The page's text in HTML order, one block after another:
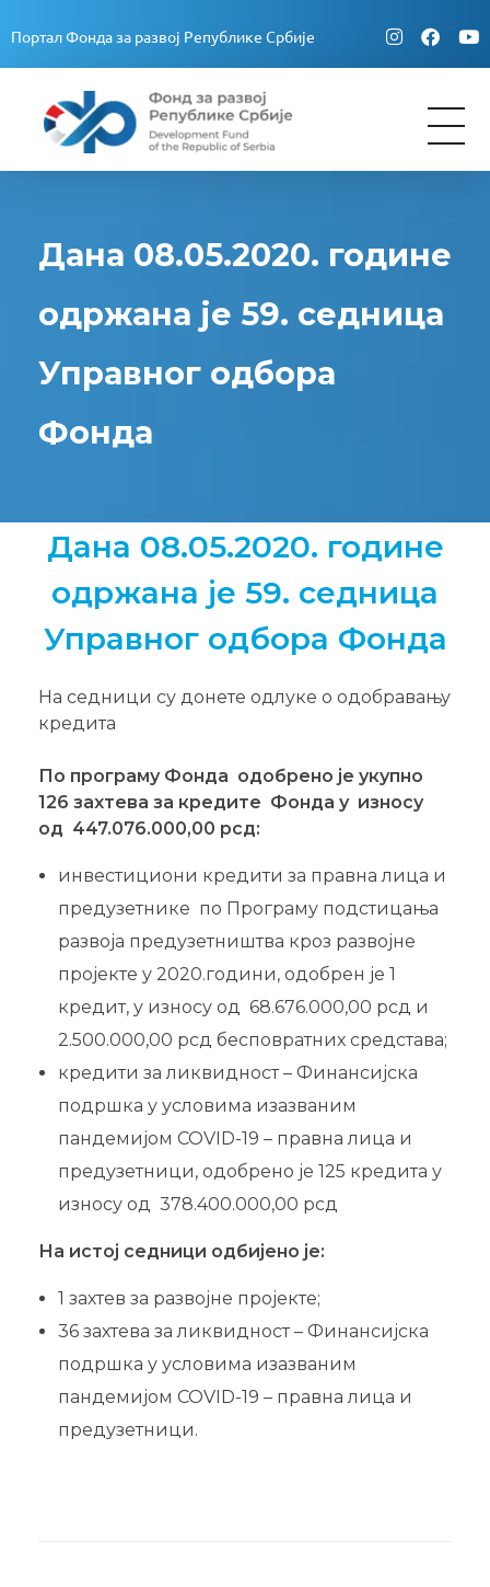
Портал Фонда за развој Републике Србије
Fond za razvoj Republike Srbije
Дана 08.05.2020. године
одржана је 59. седница
Управног одбора
Фонда
Дана 08.05.2020. године
одржана је 59. седница
Управног одбора Фонда
На седници су донете одлуке о одобравању
кредита
По програму Фонда oдобрено је укупно
126 захтева за кредите Фонда у износу
од 447.076.000,00 рсд:
инвестициони кредити за правна лица и
предузетнике по Програму подстицања
развоја предузетништва кроз развојне
пројекте у 2020.години, одобрен је 1
кредит, у износу од 68.676.000,00 рсд и
2.500.000,00 рсд бесповратних средстава;
кредити за ликвидност – Финансијска
подршка у условима изазваним
пандемијом COVID-19 – правна лица и
предузетници, одобрено је 125 кредита у
износу од 378.400.000,00 рсд
На истој седници одбијено је:
1 захтев за развојне пројекте;
36 захтева за ликвидност – Финансијска
подршка у условима изазваним
пандемијом COVID-19 – правна лица и
предузетници.